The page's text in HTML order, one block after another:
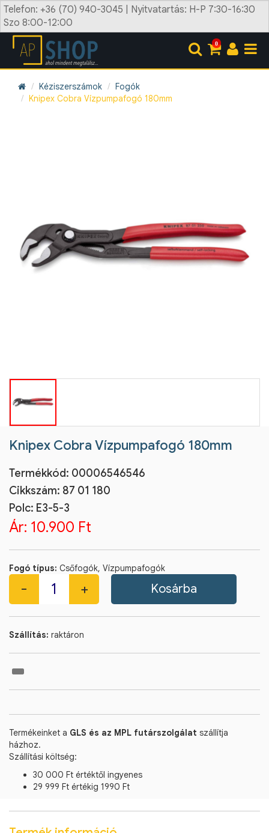
Telefon: +36 (70) 940-3045 | Nyitvatartás: H-P 7:30-16:30
Szo 8:00-12:00
0
Kéziszerszámok
Fogók
Knipex Cobra Vízpumpafogó 180mm
Knipex Cobra Vízpumpafogó 180mm
Termékkód: 00006546546
Cikkszám: 87 01 180
Polc: E3-5-3
Ár: 10.900 Ft
Fogó típus: Csőfogók, Vízpumpafogók
Szállítás: raktáron
Termékeinket a GLS és az MPL futárszolgálat szállítja
házhoz.
Szállítási költség:
30 000 Ft értéktől ingyenes
29 999 Ft értékig 1990 Ft